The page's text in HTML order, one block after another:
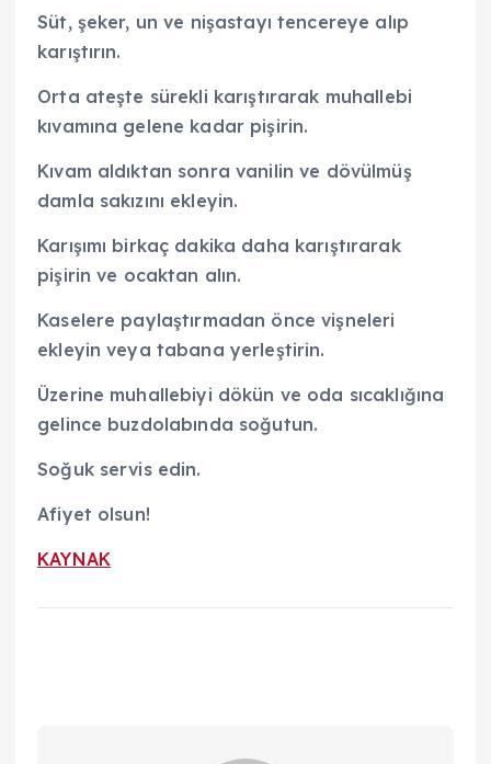
Süt, şeker, un ve nişastayı tencereye alıp
karıştırın.
Orta ateşte sürekli karıştırarak muhallebi
kıvamına gelene kadar pişirin.
Kıvam aldıktan sonra vanilin ve dövülmüş
damla sakızını ekleyin.
Karışımı birkaç dakika daha karıştırarak
pişirin ve ocaktan alın.
Kaselere paylaştırmadan önce vişneleri
ekleyin veya tabana yerleştirin.
Üzerine muhallebiyi dökün ve oda sıcaklığına
gelince buzdolabında soğutun.
Soğuk servis edin.
Afiyet olsun!
KAYNAK